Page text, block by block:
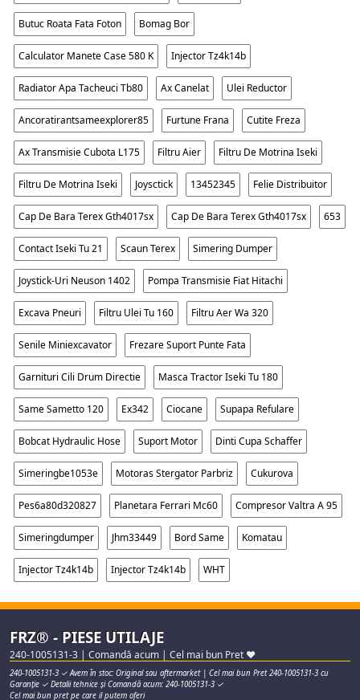
Butuc Roata Fata Foton Bomag Bor
Calculator Manete Case 580 K Injector Tz4k14b
Radiator Apa Tacheuci Tb80 Ax Canelat Ulei Reductor
Ancoratirantsameexplorer85 Furtune Frana Cutite Freza
Ax Transmisie Cubota L175 Filtru Aier Filtru De Motrina Iseki
Filtru De Motrina Iseki Joysctick 13452345 Felie Distribuitor
Cap De Bara Terex Gth4017sx Cap De Bara Terex Gth4017sx 653
Contact Iseki Tu 21 Scaun Terex Simering Dumper
Joystick-Uri Neuson 1402 Pompa Transmisie Fiat Hitachi
Excava Pneuri Filtru Ulei Tu 160 Filtru Aer Wa 320
Senile Miniexcavator Frezare Suport Punte Fata
Garnituri Cili Drum Directie Masca Tractor Iseki Tu 180
Same Sametto 120 Ex342 Ciocane Supapa Refulare
Bobcat Hydraulic Hose Suport Motor Dinti Cupa Schaffer
Simeringbe1053e Motoras Stergator Parbriz Cukurova
Pes6a80d320827 Planetara Ferrari Mc60 Compresor Valtra A 95
Simeringdumper Jhm33449 Bord Same Komatau
Injector Tz4k14b Injector Tz4k14b WHT
FRZ® - PIESE UTILAJE
240-1005131-3 | Comandă acum | Cel mai bun Pret ♥
240-1005131-3 ✓ Avem în stoc: Original sau aftermarket | Cel mai bun Pret 240-1005131-3 cu
Garanție ✓ Detalii tehnice și Comandă acum: 240-1005131-3 ✓
Cel mai bun pret pe care il putem oferi